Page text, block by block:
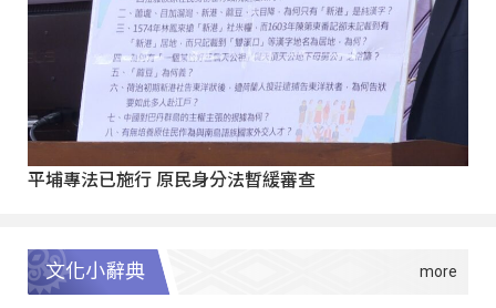
平埔專法已施行 原民身分法暫緩審查
文化小辭典